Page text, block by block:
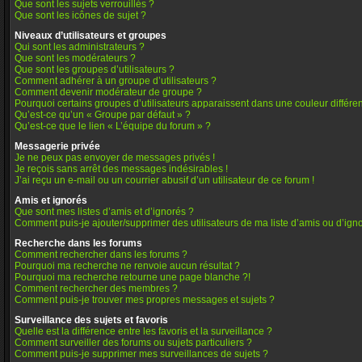
Que sont les sujets verrouillés ?
Que sont les icônes de sujet ?
Niveaux d’utilisateurs et groupes
Qui sont les administrateurs ?
Que sont les modérateurs ?
Que sont les groupes d’utilisateurs ?
Comment adhérer à un groupe d’utilisateurs ?
Comment devenir modérateur de groupe ?
Pourquoi certains groupes d’utilisateurs apparaissent dans une couleur
Qu’est-ce qu’un « Groupe par défaut » ?
Qu’est-ce que le lien « L’équipe du forum » ?
Messagerie privée
Je ne peux pas envoyer de messages privés !
Je reçois sans arrêt des messages indésirables !
J’ai reçu un e-mail ou un courrier abusif d’un utilisateur de ce forum !
Amis et ignorés
Que sont mes listes d’amis et d’ignorés ?
Comment puis-je ajouter/supprimer des utilisateurs de ma liste d’amis ou
Recherche dans les forums
Comment rechercher dans les forums ?
Pourquoi ma recherche ne renvoie aucun résultat ?
Pourquoi ma recherche retourne une page blanche ?!
Comment rechercher des membres ?
Comment puis-je trouver mes propres messages et sujets ?
Surveillance des sujets et favoris
Quelle est la différence entre les favoris et la surveillance ?
Comment surveiller des forums ou sujets particuliers ?
Comment puis-je supprimer mes surveillances de sujets ?